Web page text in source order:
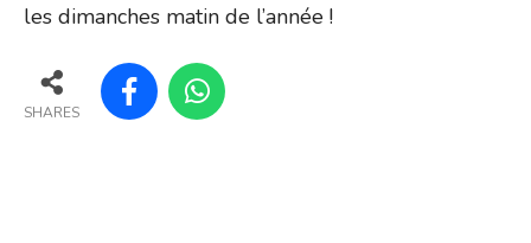
les dimanches matin de l’année !
SHARES